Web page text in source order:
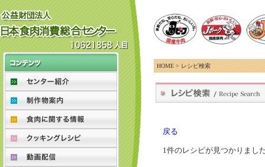
HOME> レシピ検索
戻る
1件のレシピが見つかりまし